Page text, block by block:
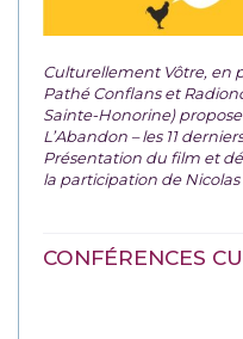
Culturellement Vôtre, en
Pathé Conflans et
Sainte-Honorine)
L’Abandon – les 11
Présentation du film et
la participation de Nicolas
CONFÉRENCES